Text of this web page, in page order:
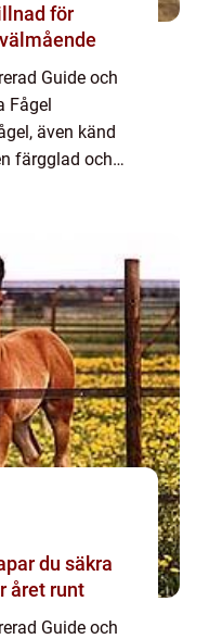
för
Guide och
Fågel
även känd
färgglad och
året runt
Guide och